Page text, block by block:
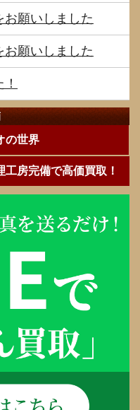
願いしました
願いしました
の世界
房完備で高価買取！